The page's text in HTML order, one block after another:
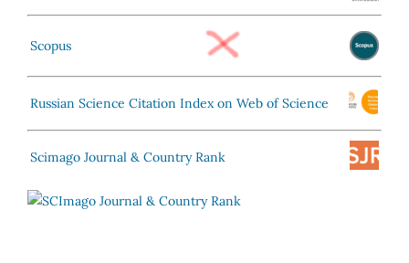
Scopus
Russian Science Citation Index on Web of Science
Scimago Journal & Country Rank